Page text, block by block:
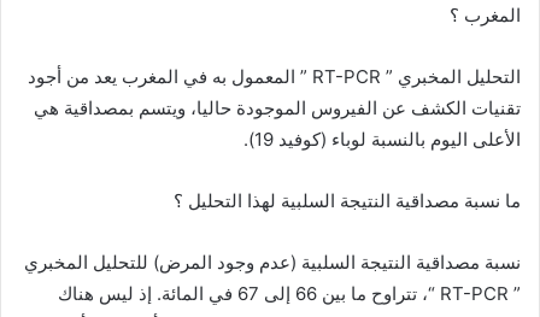
المغرب ؟
التحليل المخبري ” RT-PCR ” المعمول به في المغرب يعد من أجود
تقنيات الكشف عن الفيروس الموجودة حاليا، ويتسم بمصداقية هي
الأعلى اليوم بالنسبة لوباء (كوفيد 19).
ما نسبة مصداقية النتيجة السلبية لهذا التحليل ؟
نسبة مصداقية النتيجة السلبية (عدم وجود المرض) للتحليل المخبري
” RT-PCR “، تتراوح ما بين 66 إلى 67 في المائة. إذ ليس هناك